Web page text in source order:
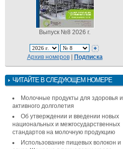
Выпуск №8 2026 г.
Архив номеров| Подписка
ЧИТАЙТЕ В СЛЕДУЮЩЕМ НОМЕРЕ
Молочные продукты для здоровья и
активного долголетия
Об утверждении и введении новых
национальных и межгосударственных
стандартов на молочную продукцию
Использование пищевых волокон и